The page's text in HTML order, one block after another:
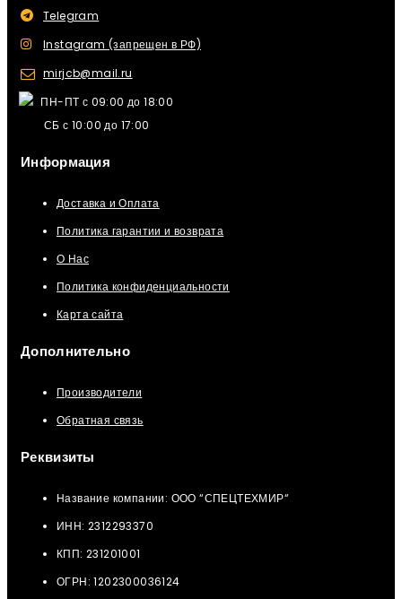
Telegram
Instagram (запрещен в РФ)
mirjcb@mail.ru
ПН-ПТ с 09:00 до 18:00
СБ с 10:00 до 17:00
Информация
Доставка и Оплата
Политика гарантии и возврата
О Нас
Политика конфиденциальности
Карта сайта
Дополнительно
Производители
Обратная связь
Реквизиты
Название компании: ООО “СПЕЦТЕХМИР“
ИНН: 2312293370
КПП: 231201001
ОГРН: 1202300036124